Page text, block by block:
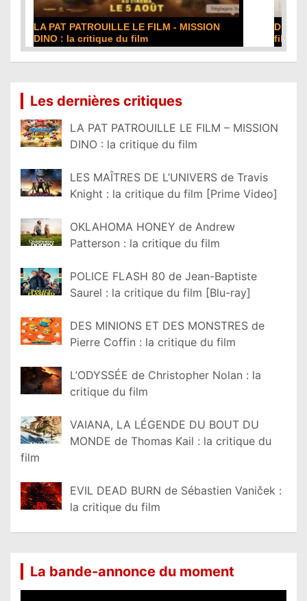
DE LA COMÉDIE-FRANÇAISE : la critique du
film
Les dernières critiques
LA PAT PATROUILLE LE FILM – MISSION
DINO : la critique du film
LES MAÎTRES DE L’UNIVERS de Travis
Knight : la critique du film [Prime Video]
OKLAHOMA HONEY de Andrew
Patterson : la critique du film
POLICE FLASH 80 de Jean-Baptiste
Saurel : la critique du film [Blu-ray]
DES MINIONS ET DES MONSTRES de
Pierre Coffin : la critique du film
L’ODYSSÉE de Christopher Nolan : la
critique du film
VAIANA, LA LÉGENDE DU BOUT DU
MONDE de Thomas Kail : la critique du
film
EVIL DEAD BURN de Sébastien Vaniček :
la critique du film
La bande-annonce du moment